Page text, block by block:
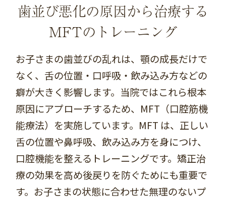
歯並び悪化の原因から治療する
MFTのトレーニング
お子さまの歯並びの乱れは、顎の成長だけで
なく、舌の位置・口呼吸・飲み込み方などの
癖が大きく影響します。当院ではこれら根本
原因にアプローチするため、MFT（口腔筋機
能療法）を実施しています。MFT は、正しい
舌の位置や鼻呼吸、飲み込み方を身につけ、
口腔機能を整えるトレーニングです。矯正治
療の効果を高め後戻りを防ぐためにも重要で
す。お子さまの状態に合わせた無理のないプ